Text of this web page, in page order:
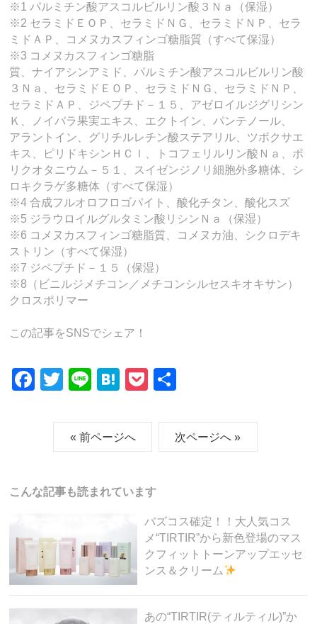
※1 パルミチン酸アスコルビルリン酸３Ｎａ（保湿）
※2 セラミドＥＯＰ、セラミドＮＧ、セラミドＮＰ、セラ
ミドＡＰ、コメヌカスフィンゴ糖脂質（すべて保湿）
※3 コメヌカスフィンゴ糖脂
質、ナイアシンアミド、パルミチン酸アスコルビルリン酸
３Ｎａ、セラミドＥＯＰ、セラミドＮＧ、セラミドＮＰ、
セラミドＡＰ、ジペプチド－１５、アゼロイルジグリシン
Ｋ、ノイバラ果実エキス、エクトイン、パンテノール、
アラントイン、グリチルレチン酸ステアリル、ツボクサエ
キス、ピリドキシンＨＣｌ、トコフェリルリン酸Ｎａ、ポ
リクオタニウム－５１、スイゼンジノリ細胞外多糖体、シ
ロキクラゲ多糖体（すべて保湿）
※4 合成フルオロフロゴパイト、酸化チタン、酸化スズ
※5 ジラウロイルグルタミン酸リシンＮａ（保湿）
※6 コメヌカスフィンゴ糖脂質、コメヌカ油、シクロデキ
ストリン（すべて保湿）
※7 ジペプチド－１５（保湿）
※8（ビニルジメチコン／メチコンシルセスキオキサン）
クロスポリマー
この記事をSNSでシェア！
F
o
k
T
tt
er
Li
e
H
e
n
P
ck
et
次ページへ »
« 前ページへ
こんな記事も読まれています
バズコス確定！！大人気コス
メ“TIRTIR”から新色登場のマス
クフィットトーンアップエッセ
ンス＆クリーム
あの“TIRTIR(ティルティル)”か